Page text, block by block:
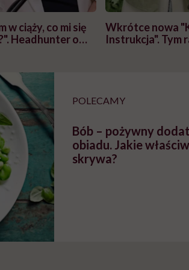
w ciąży, co mi się
Headhunter o
Wkrótce nowa
Instrukcja". Tym
POLECAMY
Bób – pożywny
obiadu. Jakie
skrywa?